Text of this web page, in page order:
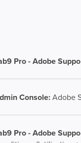
Pro - Adobe
Console:Adobe
Pro - Adobe